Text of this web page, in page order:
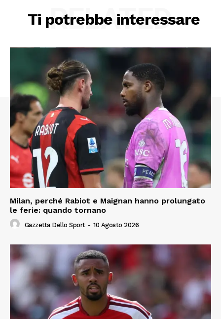
Ti potrebbe interessare
RELATED
Milan, perché Rabiot e Maignan hanno prolungato
le ferie: quando tornano
Gazzetta Dello Sport - 10 Agosto 2026